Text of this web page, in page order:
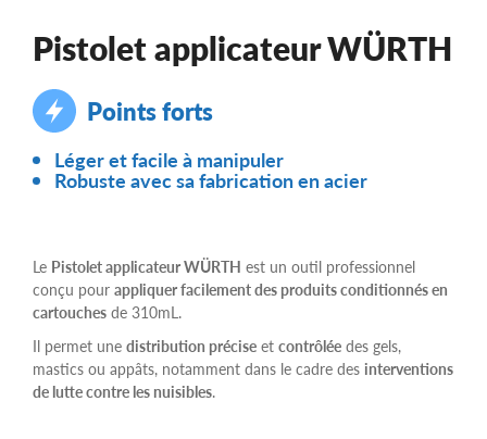
Pistolet applicateur WÜRTH
Points forts
Léger et facile à manipuler
Robuste avec sa fabrication en acier
Le Pistolet applicateur WÜRTH est un outil professionnel
conçu pour appliquer facilement des produits conditionnés en
cartouches de 310mL.
Il permet une distribution précise et contrôlée des gels,
mastics ou appâts, notamment dans le cadre des interventions
de lutte contre les nuisibles.